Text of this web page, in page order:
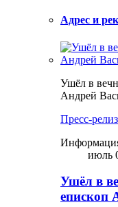
Адрес и
Ушёл в
Андрей
Пресс-
июль
Ушёл в
епископ